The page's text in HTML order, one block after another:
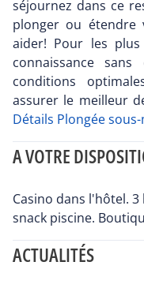
séjournez dans ce
plonger ou étendre
aider! Pour les
connaissance
conditions
assurer le meilleur
Détails Plongée
A VOTRE
Casino dans l'hôtel.
snack piscine.
ACTUALITÉS